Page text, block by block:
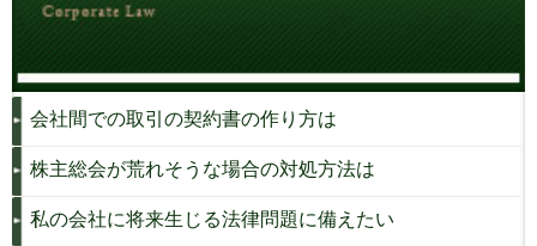
会社間での取引の契約書の作り方は
株主総会が荒れそうな場合の対処方法は
私の会社に将来生じる法律問題に備えたい